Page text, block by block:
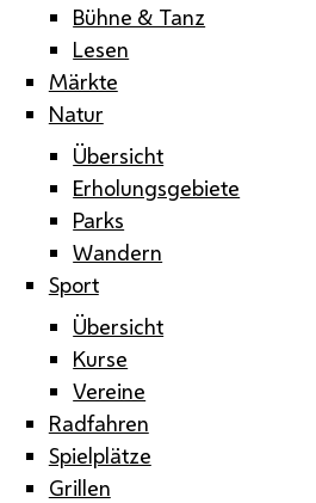
Bühne & Tanz
Lesen
Märkte
Natur
Übersicht
Erholungsgebiete
Parks
Wandern
Sport
Übersicht
Kurse
Vereine
Radfahren
Spielplätze
Grillen